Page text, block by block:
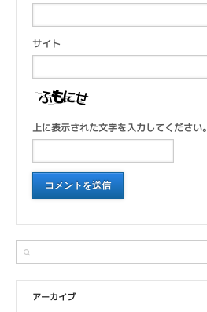
サイト
上に表示された文字を入力してください。
アーカイブ